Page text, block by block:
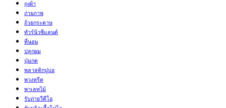
ถุงผ้า
ถ่ายภาพ
ถ้วยกระดาษ
ทัวร์นิวซีแลนด์
ที่นอน
ปลูกผม
ปุ่มกด
พลาสติกปูบ่อ
พวงหรีด
พาเลทไม้
รับถ่ายวีดีโอ